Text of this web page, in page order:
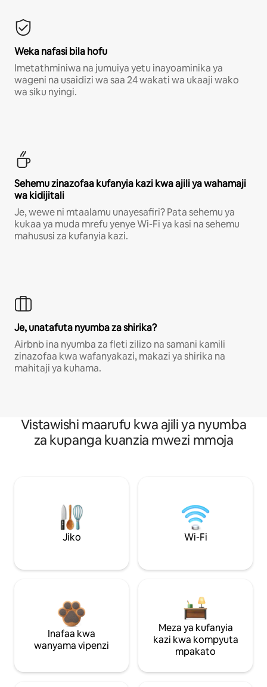
Weka nafasi bila hofu
Imetathminiwa na jumuiya yetu inayoaminika ya
wageni na usaidizi wa saa 24 wakati wa ukaaji wako
wa siku nyingi.
Sehemu zinazofaa kufanyia kazi kwa ajili ya wahamaji
wa kidijitali
Je, wewe ni mtaalamu unayesafiri? Pata sehemu ya
kukaa ya muda mrefu yenye Wi-Fi ya kasi na sehemu
mahususi za kufanyia kazi.
Je, unatafuta nyumba za shirika?
Airbnb ina nyumba za fleti zilizo na samani kamili
zinazofaa kwa wafanyakazi, makazi ya shirika na
mahitaji ya kuhama.
Vistawishi maarufu kwa ajili ya nyumba
za kupanga kuanzia mwezi mmoja
Jiko Wi-Fi
Inafaa kwa
wanyama vipenzi
Meza ya kufanyia
kazi kwa kompyuta
mpakato